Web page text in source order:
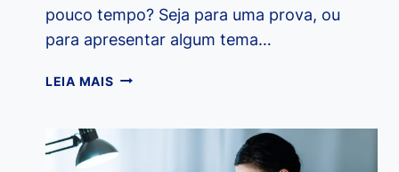
pouco tempo? Seja para uma prova, ou
para apresentar algum tema…
LEIA MAIS3